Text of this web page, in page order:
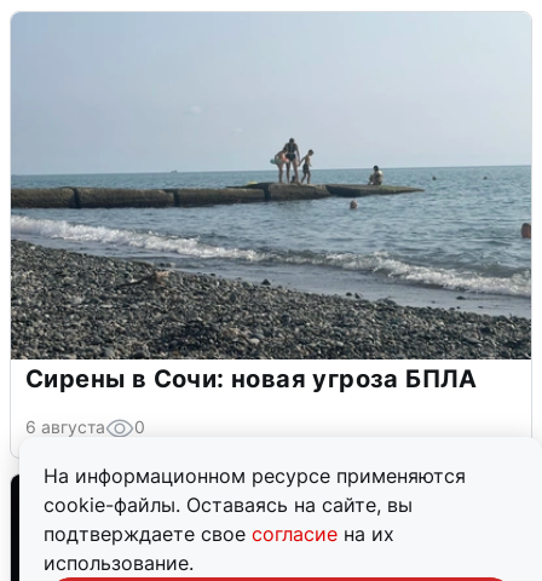
На информационном ресурсе применяются
cookie-файлы. Оставаясь на сайте, вы
подтверждаете свое согласие на их
использование.
Сирены в Сочи: новая угроза БПЛА
6 августа 0